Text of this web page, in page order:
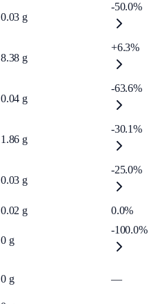
0.03 g
-50.0%
8.38 g
+6.3%
0.04 g
-63.6%
1.86 g
-30.1%
0.03 g
-25.0%
0.02 g 0.0%
0 g
-100.0%
0 g —